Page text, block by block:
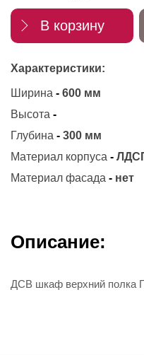
В корзину
Характеристики:
Ширина - 600 мм
Высота -
Глубина - 300 мм
Материал корпуса -
Материал фасада - нет
Описание:
ДСВ шкаф верхний полка